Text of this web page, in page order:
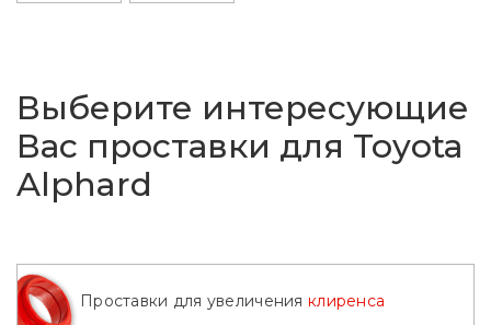
Выберите интересующие
Вас проставки для Toyota
Alphard
Проставки для увеличения клиренса